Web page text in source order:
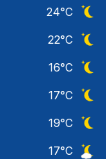
24°C
22°C
16°C
17°C
19°C
17°C